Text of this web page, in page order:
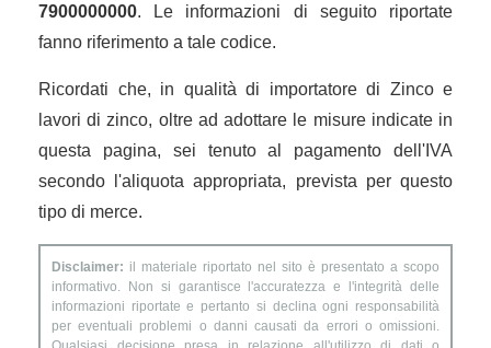
7900000000. Le informazioni di seguito riportate
fanno riferimento a tale codice.
Ricordati che, in qualità di importatore di Zinco e
lavori di zinco, oltre ad adottare le misure indicate in
questa pagina, sei tenuto al pagamento dell'IVA
secondo l'aliquota appropriata, prevista per questo
tipo di merce.
Disclaimer: il materiale riportato nel sito è presentato a scopo
informativo. Non si garantisce l'accuratezza e l'integrità delle
informazioni riportate e pertanto si declina ogni responsabilità
per eventuali problemi o danni causati da errori o omissioni.